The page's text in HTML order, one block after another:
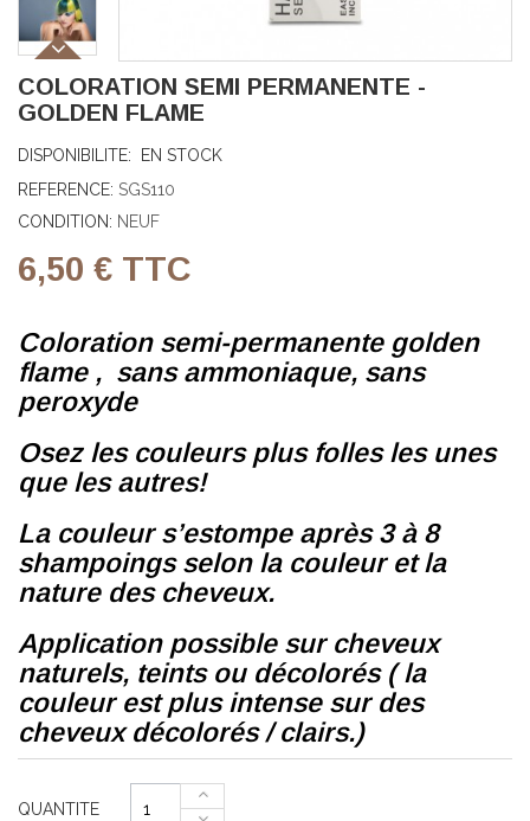
COLORATION SEMI PERMANENTE -
GOLDEN FLAME
DISPONIBILITE:
EN STOCK
REFERENCE: SGS110
CONDITION: NEUF
6,50 € TTC
Coloration semi-permanente golden
flame , sans ammoniaque, sans
peroxyde
Osez les couleurs plus folles les unes
que les autres!
La couleur s’estompe après 3 à 8
shampoings selon la couleur et la
nature des cheveux.
Application possible sur cheveux
naturels, teints ou décolorés ( la
couleur est plus intense sur des
cheveux décolorés / clairs.)
QUANTITE